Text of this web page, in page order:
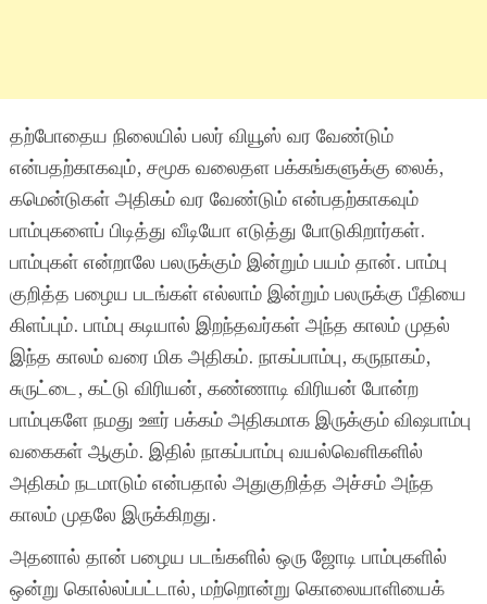
தற்போதைய நிலையில் பலர் வியூஸ் வர வேண்டும்
என்பதற்காகவும், சமூக வலைதள பக்கங்களுக்கு லைக்,
கமென்டுகள் அதிகம் வர வேண்டும் என்பதற்காகவும்
பாம்புகளைப் பிடித்து வீடியோ எடுத்து போடுகிறார்கள்.
பாம்புகள் என்றாலே பலருக்கும் இன்றும் பயம் தான். பாம்பு
குறித்த பழைய படங்கள் எல்லாம் இன்றும் பலருக்கு பீதியை
கிளப்பும். பாம்பு கடியால் இறந்தவர்கள் அந்த காலம் முதல்
இந்த காலம் வரை மிக அதிகம். நாகப்பாம்பு, கருநாகம்,
சுருட்டை, கட்டு விரியன், கண்ணாடி விரியன் போன்ற
பாம்புகளே நமது ஊர் பக்கம் அதிகமாக இருக்கும் விஷபாம்பு
வகைகள் ஆகும். இதில் நாகப்பாம்பு வயல்வெளிகளில்
அதிகம் நடமாடும் என்பதால் அதுகுறித்த அச்சம் அந்த
காலம் முதலே இருக்கிறது.
அதனால் தான் பழைய படங்களில் ஒரு ஜோடி பாம்புகளில்
ஒன்று கொல்லப்பட்டால், மற்றொன்று கொலையாளியைக்